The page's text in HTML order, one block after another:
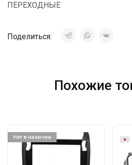
ПЕРЕХОДНЫЕ
Поделиться:
Похожие
Нет в наличии